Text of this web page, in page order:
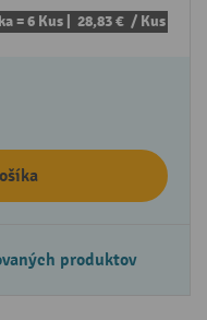
= 6 Kus | 28,83 € / Kus
produktov